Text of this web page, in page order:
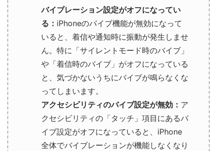
バイブレーション設定がオフになってい
る： iPhoneのバイブ機能が無効になって
いると、着信や通知時に振動が発生しませ
ん。特に「サイレントモード時のバイブ」
や「着信時のバイブ」がオフになっている
と、気づかないうちにバイブが鳴らなくな
ってしまいます。
アクセシビリティのバイブ設定が無効： ア
クセシビリティの「タッチ」項目にあるバ
イブ設定がオフになっていると、iPhone
全体でバイブレーションが機能しなくなり